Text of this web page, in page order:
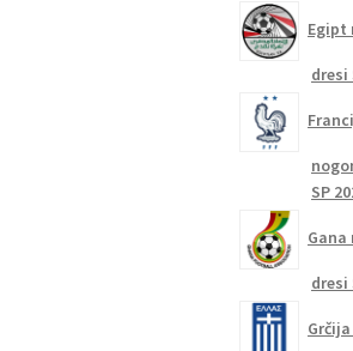
Egipt
dresi
SP
dresi